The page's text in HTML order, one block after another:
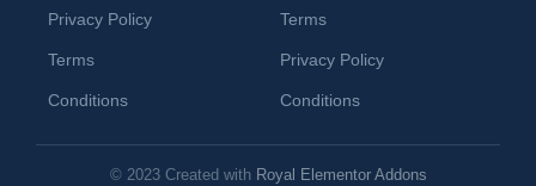
Privacy Policy
Terms
Conditions
Terms
Privacy Policy
Conditions
© 2023 Created with Royal Elementor Addons